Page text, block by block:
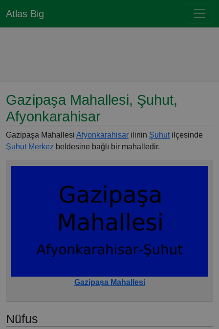
Atlas Big
Gazipaşa Mahallesi, Şuhut,
Afyonkarahisar
Gazipaşa Mahallesi Afyonkarahisar ilinin Şuhutilçesinde
Şuhut Merkez beldesine bağlı bir mahalledir.
Gazipaşa Mahallesi
Nüfus